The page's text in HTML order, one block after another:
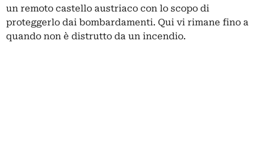
un remoto castello austriaco con lo scopo di
proteggerlo dai bombardamenti. Qui vi rimane fino a
quando non è distrutto da un incendio.